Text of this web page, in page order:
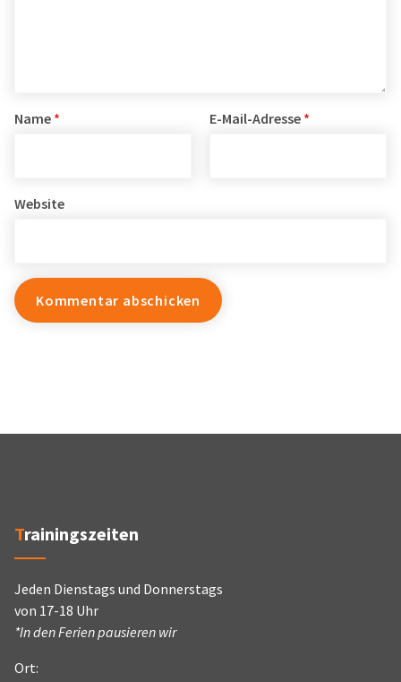
Name * E-Mail-Adresse *
Website
Trainingszeiten
Jeden Dienstags und Donnerstags
von 17-18 Uhr
*In den Ferien pausieren wir
Ort: